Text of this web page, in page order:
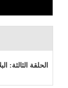
الحلقة الثالثة: